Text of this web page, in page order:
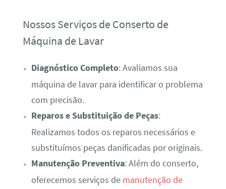
Nossos Serviços de Conserto de
Máquina de Lavar
Diagnóstico Completo: Avaliamos sua
máquina de lavar para identificar o problema
com precisão.
Reparos e Substituição de Peças:
Realizamos todos os reparos necessários e
substituímos peças danificadas por originais.
Manutenção Preventiva: Além do conserto,
oferecemos serviços de manutenção de